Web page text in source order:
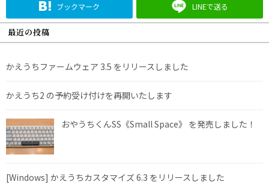
ブックマーク LINEで送る
最近の投稿
かえうちファームウェア 3.5 をリリースしました
かえうち2 の予約受け付けを再開いたします
おやうちくんSS《Small Space》 を発売しました！
[Windows] かえうちカスタマイズ 6.3 をリリースしました